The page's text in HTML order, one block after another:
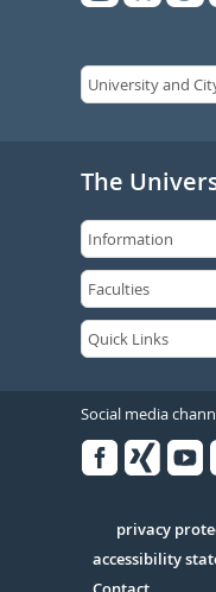
The
Social media
Serivce
privacy
accessibility